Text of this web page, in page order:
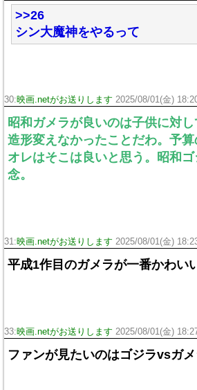
>>26
シン大魔神をやるって
30:映画.netがお送りします 2025/08/01(金)
昭和ガメラが良いのは子供に対
造形変えなかったことだわ。予
オレはそこは良いと思う。昭和
念。
31:映画.netがお送りします 2025/08/01(金)
平成1作目のガメラが一番かわい
33:映画.netがお送りします 2025/08/01(金)
ファンが見たいのはゴジラvsガメ